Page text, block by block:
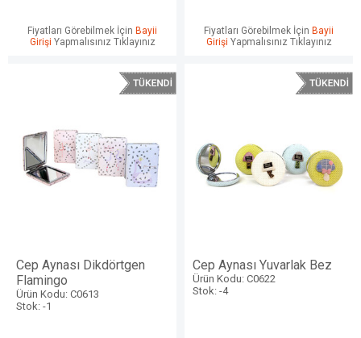
Fiyatları Görebilmek İçin Bayii
Girişi Yapmalısınız Tıklayınız
Fiyatları Görebilmek İçin Bayii
Girişi Yapmalısınız Tıklayınız
Cep Aynası Dikdörtgen
Flamingo
Ürün Kodu: C0613
Stok: -1
Cep Aynası Yuvarlak Bez
Ürün Kodu: C0622
Stok: -4